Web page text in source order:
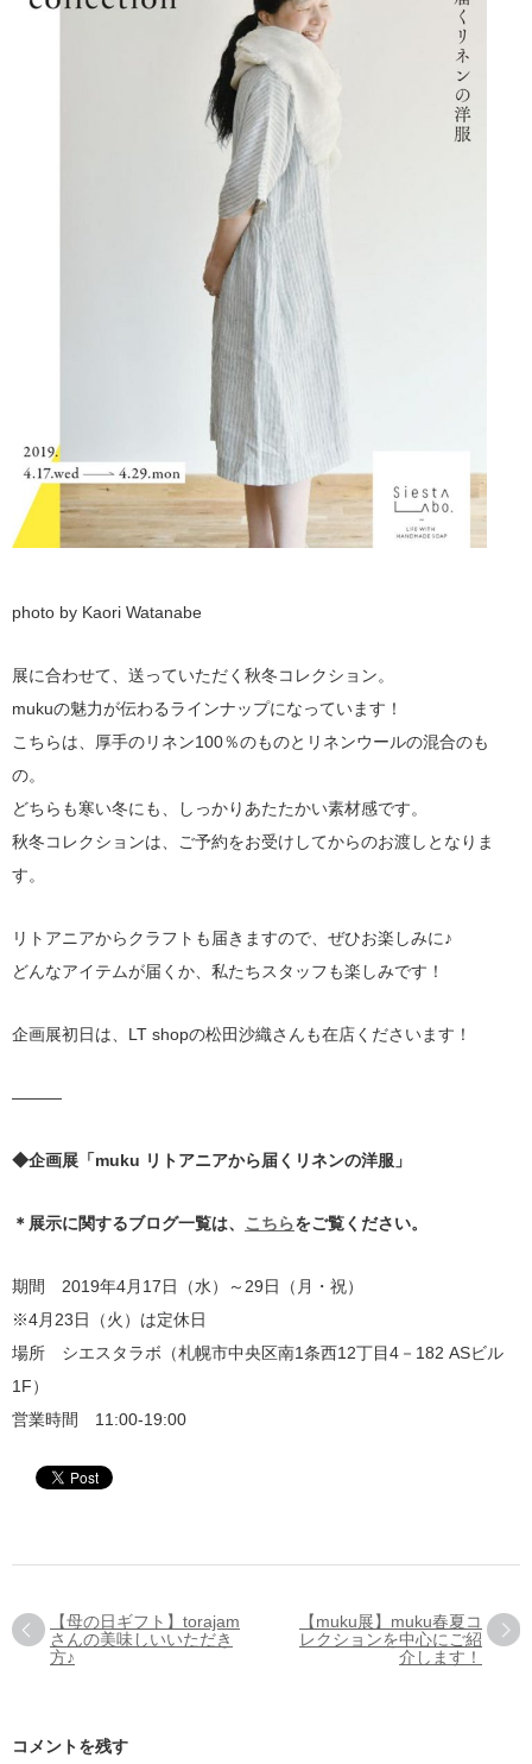
photo by Kaori Watanabe
展に合わせて、送っていただく秋冬コレクション。
mukuの魅力が伝わるラインナップになっています！
こちらは、厚手のリネン100％のものとリネンウールの混合のも
の。
どちらも寒い冬にも、しっかりあたたかい素材感です。
秋冬コレクションは、ご予約をお受けしてからのお渡しとなりま
す。
リトアニアからクラフトも届きますので、ぜひお楽しみに♪
どんなアイテムが届くか、私たちスタッフも楽しみです！
企画展初日は、LT shopの松田沙織さんも在店くださいます！
———
◆企画展「muku リトアニアから届くリネンの洋服」
＊展示に関するブログ一覧は、 こちらをご覧ください。
期間 2019年4月17日（水）～29日（月・祝）
※4月23日（火）は定休日
場所 シエスタラボ（札幌市中央区南1条西12丁目4－182 ASビル
1F）
営業時間 11:00-19:00
【母の日ギフト】torajam
さんの美味しいいただき
方♪
【muku展】muku春夏コ
レクションを中心にご紹
介します！
コメントを残す